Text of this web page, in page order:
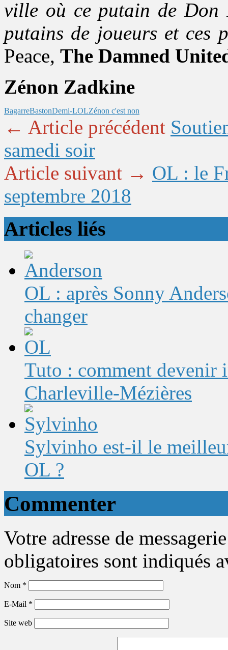
ville où ce putain de Don
putains de joueurs et ces
Peace, The Damned
Zénon Zadkine
BagarreBastonDemi-LOLZénon c'est non
← Article précédent
samedi soir
Article suivant → OL : le
septembre 2018
Articles liés
OL : après Sonny
changer
Tuto : comment devenir
Charleville-Mézières
Sylvinho est-il le
OL ?
Commenter
Votre adresse de
obligatoires sont indiqués
Nom *
E-Mail *
Site web